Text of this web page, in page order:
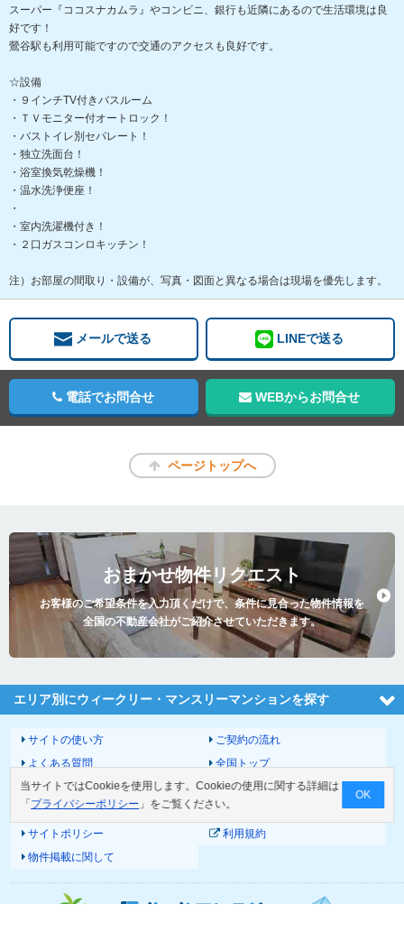
スーパー『ココスナカムラ』やコンビニ、銀行も近隣にあるので生活環境は良
好です！
鶯谷駅も利用可能ですので交通のアクセスも良好です。
☆設備
・９インチTV付きバスルーム
・ＴＶモニター付オートロック！
・バストイレ別セパレート！
・独立洗面台！
・浴室換気乾燥機！
・温水洗浄便座！
・
・室内洗濯機付き！
・２口ガスコンロキッチン！
注）お部屋の間取り・設備が、写真・図面と異なる場合は現場を優先します。
メールで送る LINEで送る
電話でお問合せ WEBからお問合せ
ページトップへ
おまかせ物件リクエスト
お客様のご希望条件を入力頂くだけで、条件に見合った物件情報を
全国の不動産会社がご紹介させていただきます。
エリア別にウィークリー・マンスリーマンションを探す
サイトの使い方
ご契約の流れ
よくある質問
全国トップ
サイトマップ
運営会社
お問い合わせ
個人情報の取扱いについて
サイトポリシー
利用規約
物件掲載に関して
当サイトではCookieを使用します。Cookieの使用に関する詳細は
「 プライバシーポリシー 」をご覧ください。
OK